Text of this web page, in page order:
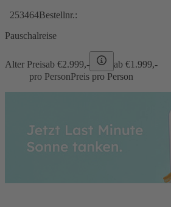
253464Bestellnr.:
Pauschalreise
Alter Preisab €2.999,- ab €1.999,-
pro PersonPreis pro Person